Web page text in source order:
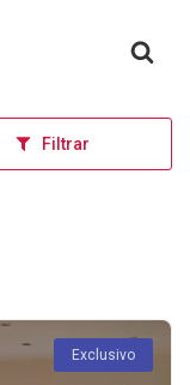
Filtrar
Exclusivo